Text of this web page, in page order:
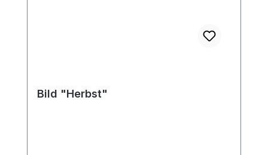
Bild "Herbst"